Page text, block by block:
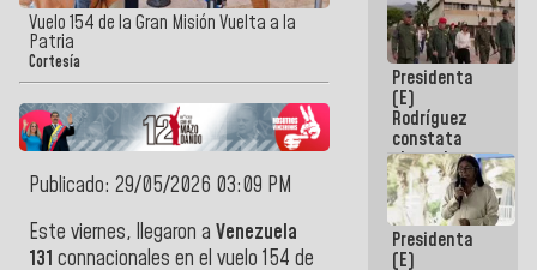
Vuelo 154 de la Gran Misión Vuelta a la
Patria
Cortesía
Publicado: 29/05/2026 03:09 PM
Este viernes, llegaron a Venezuela
131 connacionales en el vuelo 154 de
desarrollo
logístico y
turístico
para La
Guaira
Presidenta
(E)
Rodríguez
constata
obras de
rehabilitación
de Escuela
Militar de
Mamo en La
Guaira
Presidenta
(E)